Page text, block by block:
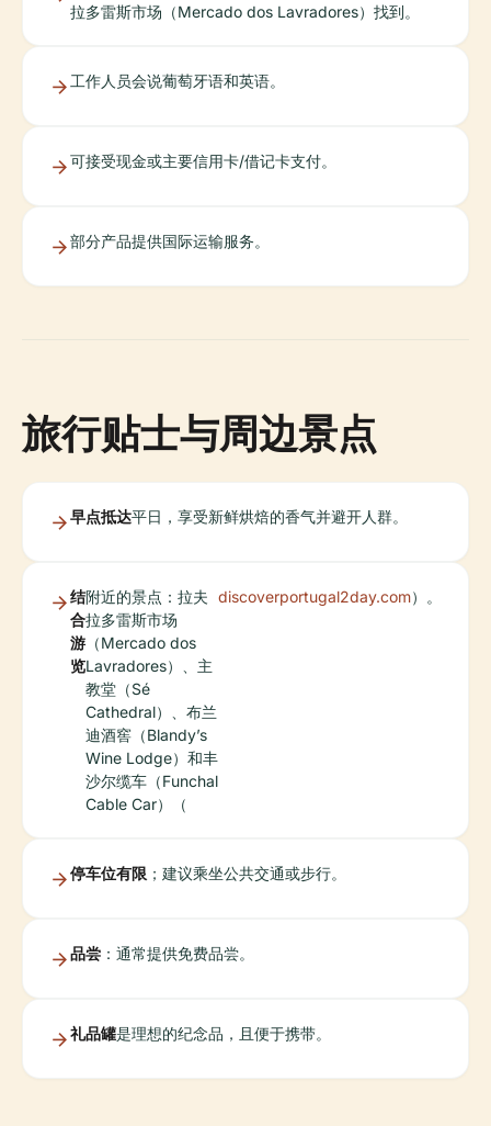
拉多雷斯市场（Mercado dos Lavradores）找到。
工作人员会说葡萄牙语和英语。
可接受现金或主要信用卡/借记卡支付。
部分产品提供国际运输服务。
旅行贴士与周边景点
早点抵达平日，享受新鲜烘焙的香气并避开人群。
结
合
游
览
附近的景点：拉夫
拉多雷斯市场
（Mercado dos
Lavradores）、主
教堂（Sé
Cathedral）、布兰
迪酒窖（Blandy’s
Wine Lodge）和丰
沙尔缆车（Funchal
Cable Car）（
discoverportugal2day.com）。
停车位有限 ；建议乘坐公共交通或步行。
品尝 ：通常提供免费品尝。
礼品罐是理想的纪念品，且便于携带。